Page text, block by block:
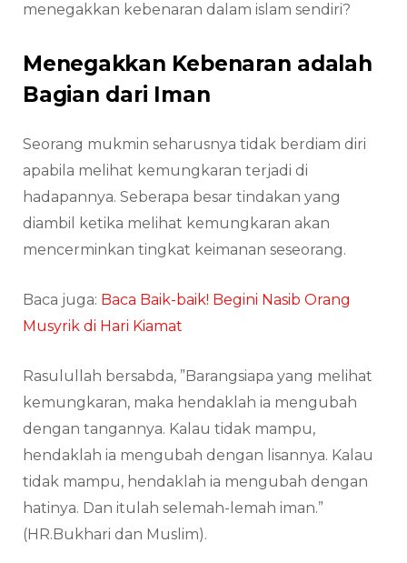
menegakkan kebenaran dalam islam sendiri?
Menegakkan Kebenaran adalah
Bagian dari Iman
Seorang mukmin seharusnya tidak berdiam diri
apabila melihat kemungkaran terjadi di
hadapannya. Seberapa besar tindakan yang
diambil ketika melihat kemungkaran akan
mencerminkan tingkat keimanan seseorang.
Baca juga: Baca Baik-baik! Begini Nasib Orang
Musyrik di Hari Kiamat
Rasulullah bersabda, ”Barangsiapa yang melihat
kemungkaran, maka hendaklah ia mengubah
dengan tangannya. Kalau tidak mampu,
hendaklah ia mengubah dengan lisannya. Kalau
tidak mampu, hendaklah ia mengubah dengan
hatinya. Dan itulah selemah-lemah iman.”
(HR.Bukhari dan Muslim).